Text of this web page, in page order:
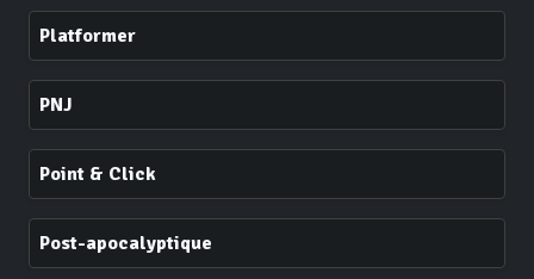
Platformer
PNJ
Point & Click
Post-apocalyptique